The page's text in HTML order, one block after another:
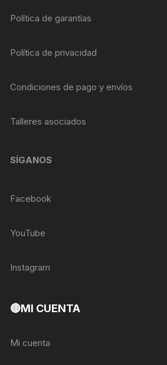
Política de garantías
Política de privacidad
Condiciones de pago y envíos
Talleres asociados
SÍGANOS
Facebook
YouTube
Instagram
🔴MI CUENTA
Mi cuenta